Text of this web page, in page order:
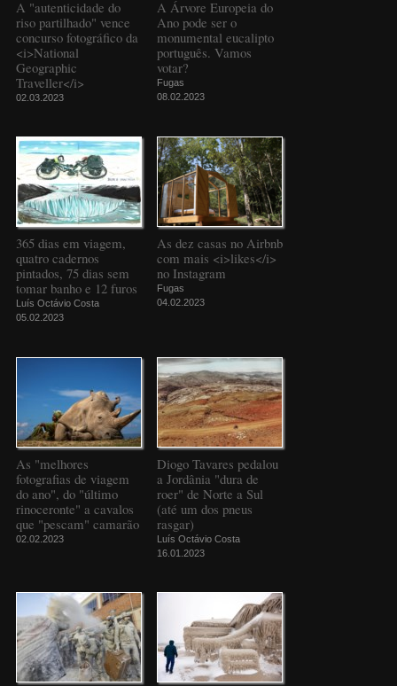
A "autenticidade do
riso partilhado" vence
concurso fotográfico da
<i>National
Geographic
Traveller</i>
02.03.2023
A Árvore Europeia do
Ano pode ser o
monumental eucalipto
português. Vamos
votar?
Fugas
08.02.2023
365 dias em viagem,
quatro cadernos
pintados, 75 dias sem
tomar banho e 12 furos
Luís Octávio Costa
05.02.2023
As dez casas no Airbnb
com mais <i>likes</i>
no Instagram
Fugas
04.02.2023
As "melhores
fotografias de viagem
do ano", do "último
rinoceronte" a cavalos
que "pescam" camarão
02.02.2023
Diogo Tavares pedalou
a Jordânia "dura de
roer" de Norte a Sul
(até um dos pneus
rasgar)
Luís Octávio Costa
16.01.2023